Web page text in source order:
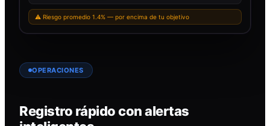
⚠ Riesgo promedio 1.4% — por encima de tu objetivo
OPERACIONES
Registro rápido con alertas